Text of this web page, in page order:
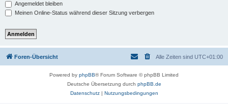
Angemeldet bleiben
Meinen Online-Status während dieser Sitzung verbergen
Foren-Übersicht Alle Zeiten sind UTC+01:00
Powered by phpBB® Forum Software © phpBB Limited
Deutsche Übersetzung durch phpBB.de
Datenschutz| Nutzungsbedingungen